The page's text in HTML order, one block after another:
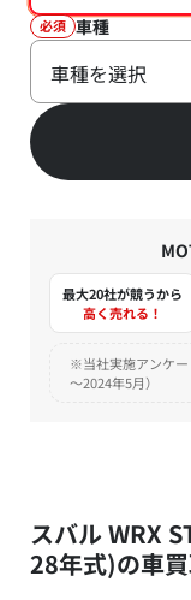
必須 車種
車種を選択
最大20社が競うから
高く売れる！
※当社実施アンケー
～2024年5月）
スバル WRX
28年式)の車